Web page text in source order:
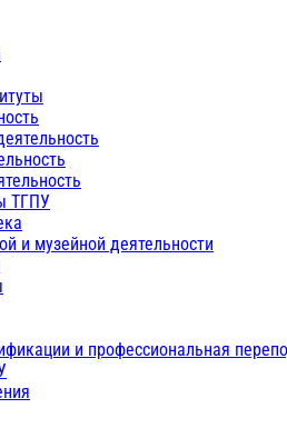
ТГПУ
и музейной деятельности
и профессиональная